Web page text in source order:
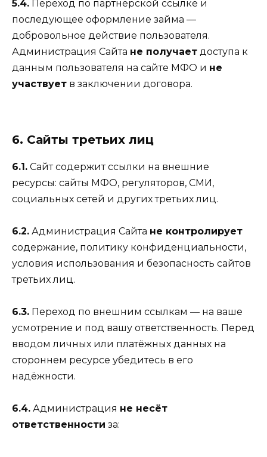
5.4. Переход по партнёрской ссылке и
последующее оформление займа —
добровольное действие пользователя.
Администрация Сайта не получает доступа к
данным пользователя на сайте МФО и не
участвует в заключении договора.
6. Сайты третьих лиц
6.1. Сайт содержит ссылки на внешние
ресурсы: сайты МФО, регуляторов, СМИ,
социальных сетей и других третьих лиц.
6.2. Администрация Сайта не контролирует
содержание, политику конфиденциальности,
условия использования и безопасность сайтов
третьих лиц.
6.3. Переход по внешним ссылкам — на ваше
усмотрение и под вашу ответственность. Перед
вводом личных или платёжных данных на
стороннем ресурсе убедитесь в его
надёжности.
6.4. Администрация не несёт
ответственности за: